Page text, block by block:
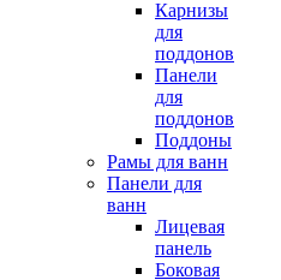
Карнизы
для
поддонов
Панели
для
поддонов
Поддоны
Рамы для ванн
Панели для
ванн
Лицевая
панель
Боковая